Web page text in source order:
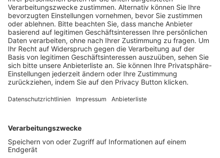
Schulungsangebot Vereinsmitarbeiter
BFV-Geschäftsstellen
Trainerbörse
Login SpielPlus
FOLGE DEM BFV
TOP-VEREINE